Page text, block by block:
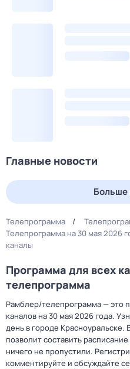
Главные новости
Больше
Телепрограмма
Телепрограмма на 30 мая 2026
каналы
Программа для всех
телепрограмма
Рамблер/телепрограмма — это
каналов на 30 мая 2026 года.
день в городе
позволит составить
ничего не пропустили.
комментируйте и обсуждайте